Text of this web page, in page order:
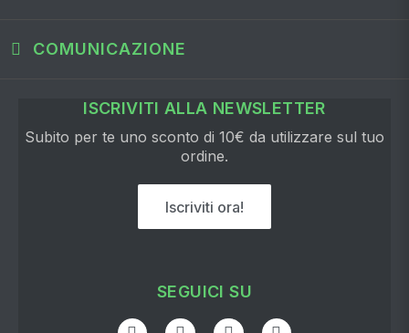
COMUNICAZIONE
ISCRIVITI ALLA NEWSLETTER
Subito per te uno sconto di 10€ da utilizzare sul tuo
ordine.
Iscriviti ora!
SEGUICI SU